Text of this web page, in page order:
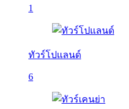
1
ทัวร์โปแลนด์
6